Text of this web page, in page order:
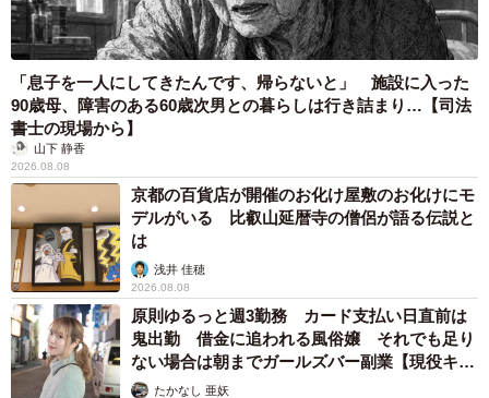
「息子を一人にしてきたんです、帰らないと」 施設に入った
90歳母、障害のある60歳次男との暮らしは行き詰まり…【司法
書士の現場から】
山下 静香
2026.08.08
京都の百貨店が開催のお化け屋敷のお化けにモ
デルがいる 比叡山延暦寺の僧侶が語る伝説と
は
浅井 佳穂
2026.08.08
原則ゆるっと週3勤務 カード支払い日直前は
鬼出勤 借金に追われる風俗嬢 それでも足り
ない場合は朝までガールズバー副業【現役キャ
ストに取材】
たかなし 亜妖